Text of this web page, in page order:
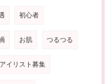
初心者
お肌 つるつる
アイリスト募集